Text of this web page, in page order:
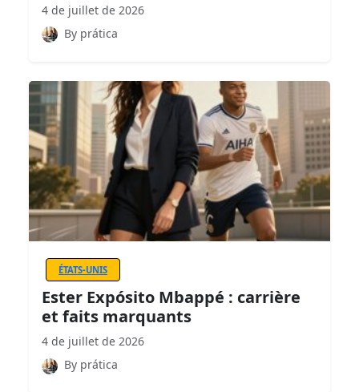
4 de juillet de 2026
By prática
ÉTATS-UNIS
Ester Expósito Mbappé : carrière
et faits marquants
4 de juillet de 2026
By prática